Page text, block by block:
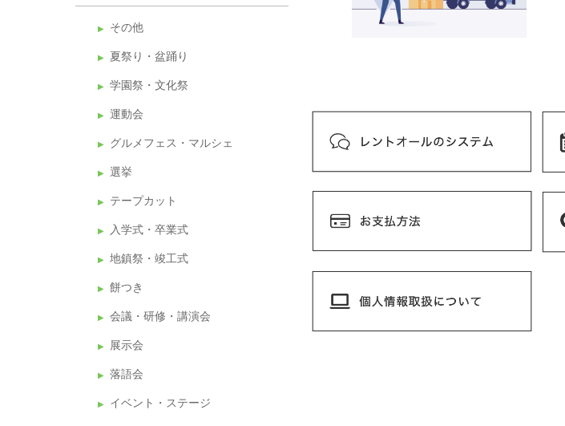
その他
夏祭り・盆踊り
学園祭・文化祭
運動会
グルメフェス・マルシェ
選挙
テープカット
入学式・卒業式
地鎮祭・竣工式
餅つき
会議・研修・講演会
展示会
落語会
イベント・ステージ